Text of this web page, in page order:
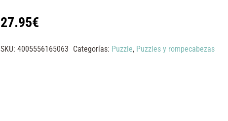
27.95€
SKU: 4005556165063 Categorías: Puzzle, Puzzles y rompecabezas